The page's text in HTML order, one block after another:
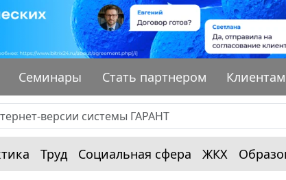
Семинары Стать партнером Клиентам
Труд Социальная сфера ЖКХ